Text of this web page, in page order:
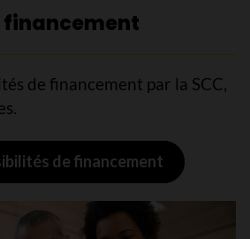
financement
de financement par la SCC,
de financement